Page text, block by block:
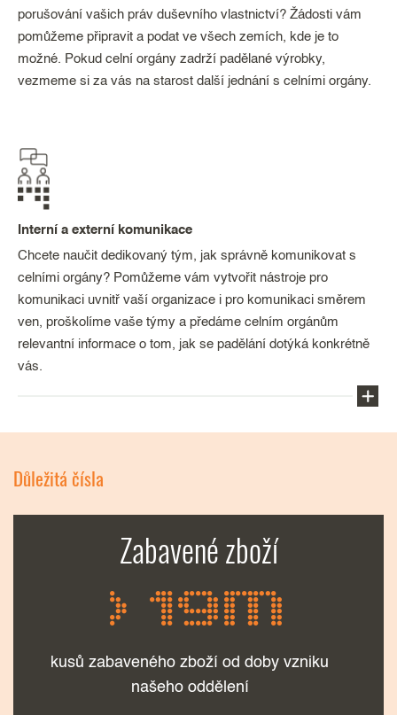
porušování vašich práv duševního vlastnictví? Žádosti vám
pomůžeme připravit a podat ve všech zemích, kde je to
možné. Pokud celní orgány zadrží padělané výrobky,
vezmeme si za vás na starost další jednání s celními orgány.
Interní a externí komunikace
Chcete naučit dedikovaný tým, jak správně komunikovat s
celními orgány? Pomůžeme vám vytvořit nástroje pro
komunikaci uvnitř vaší organizace i pro komunikaci směrem
ven, proškolíme vaše týmy a předáme celním orgánům
relevantní informace o tom, jak se padělání dotýká konkrétně
vás.
Uvědomujeme si, že v boji proti padělání je
na vytvoření informačních materiálů a brožur jak
správa aj.). Proškolíme vaše obchodní zástupce
ve sbírání relevantních informací, předáme
pracovníkům celní správy důležité informace,
které povedou k identifikaci a zadržení padělaných
Důležitá čísla
Zabavené zboží
> 19M
kusů zabaveného zboží od doby vzniku
našeho oddělení